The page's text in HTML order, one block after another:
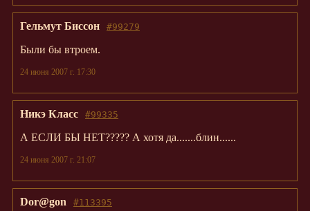
#99279
Гельмут Биссон
Были бы втроем.
24 июня 2007 г. 17:30
#99335
Никэ Класс
А ЕСЛИ БЫ НЕТ????? А хотя да.......блин......
24 июня 2007 г. 21:07
#113395
Dor@gon